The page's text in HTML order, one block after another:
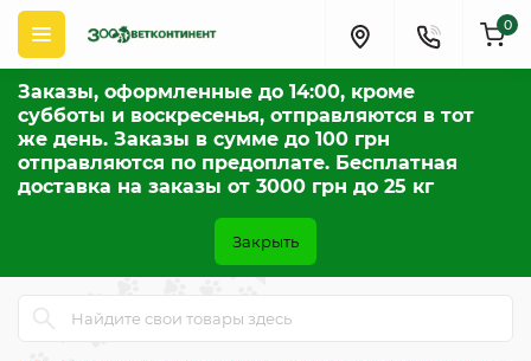
Заказы, оформленные до 14:00, кроме
субботы и воскресенья, отправляются в тот
же день. Заказы в сумме до 100 грн
отправляются по предоплате. Бесплатная
доставка на заказы от 3000 грн до 25 кг
Закрыть
0